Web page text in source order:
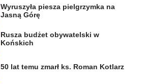
Wyruszyła piesza pielgrzymka na
Jasną Górę
Rusza budżet obywatelski w
Końskich
50 lat temu zmarł ks. Roman Kotlarz